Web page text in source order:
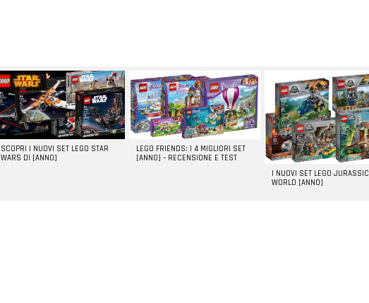
SCOPRI I NUOVI SET LEGO STAR
WARS DI [ANNO]
LEGO FRIENDS: I 4 MIGLIORI SET
[ANNO] – RECENSIONE E TEST
I NUOVI SET LEGO JURASSIC
WORLD [ANNO]